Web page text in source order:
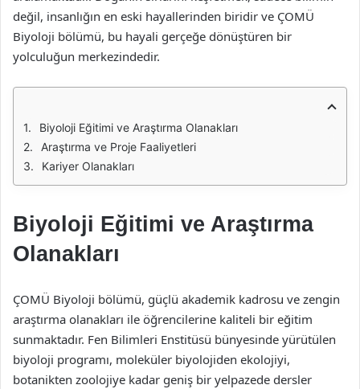
değil, insanlığın en eski hayallerinden biridir ve ÇOMÜ
Biyoloji bölümü, bu hayali gerçeğe dönüştüren bir
yolculuğun merkezindedir.
Biyoloji Eğitimi ve Araştırma Olanakları
Araştırma ve Proje Faaliyetleri
Kariyer Olanakları
Biyoloji Eğitimi ve Araştırma
Olanakları
ÇOMÜ Biyoloji bölümü, güçlü akademik kadrosu ve zengin
araştırma olanakları ile öğrencilerine kaliteli bir eğitim
sunmaktadır. Fen Bilimleri Enstitüsü bünyesinde yürütülen
biyoloji programı, moleküler biyolojiden ekolojiyi,
botanikten zoolojiye kadar geniş bir yelpazede dersler